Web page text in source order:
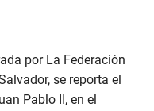
por La Federación
se reporta el
Pablo II, en el